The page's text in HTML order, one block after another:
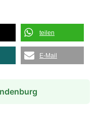
teilen
E-Mail